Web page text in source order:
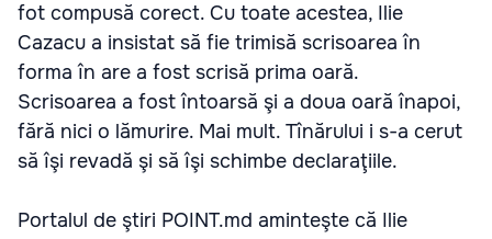
fot compusă corect. Cu toate acestea, Ilie
Cazacu a insistat să fie trimisă scrisoarea în
forma în are a fost scrisă prima oară.
Scrisoarea a fost întoarsă şi a doua oară înapoi,
fără nici o lămurire. Mai mult. Tînărului i s-a cerut
să îşi revadă şi să îşi schimbe declaraţiile.
Portalul de ştiri POINT.md aminteşte că Ilie